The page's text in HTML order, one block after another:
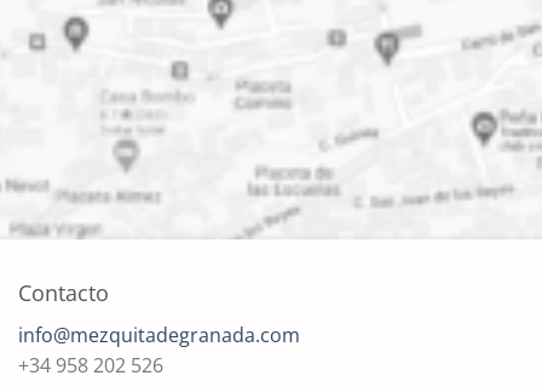
Contacto
info@mezquitadegranada.com
+34 958 202 526